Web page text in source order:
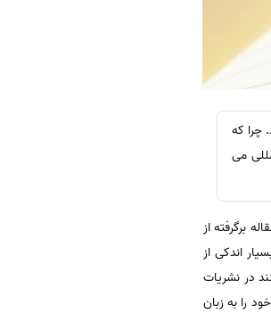
چرا که
می
برگرفته از
اندکی از
توانند در نشریات
را به زبان